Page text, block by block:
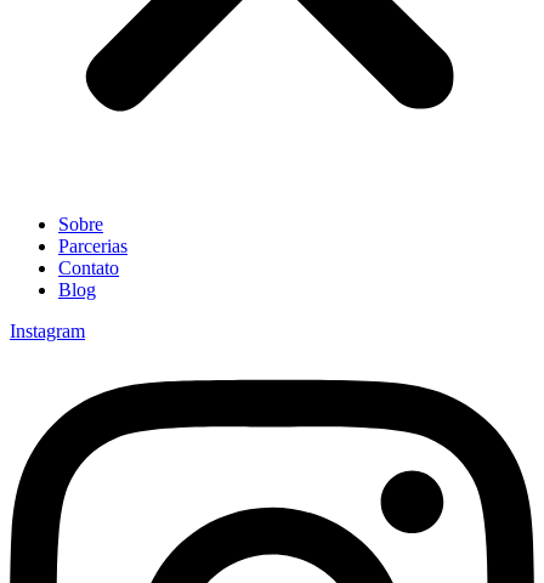
Sobre
Parcerias
Contato
Blog
Instagram